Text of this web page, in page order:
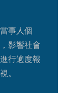
事人個
影響社會
行適度報
。